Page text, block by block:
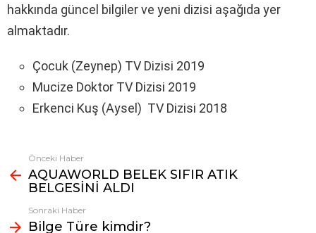
hakkında güncel bilgiler ve yeni dizisi aşağıda yer
almaktadır.
Çocuk (Zeynep) TV Dizisi 2019
Mucize Doktor TV Dizisi 2019
Erkenci Kuş (Aysel) TV Dizisi 2018
Fazlasına
bak
Önceki Haber
AQUAWORLD BELEK SIFIR ATIK
BELGESİNİ ALDI
Sonraki Haber
Bilge Türe kimdir?